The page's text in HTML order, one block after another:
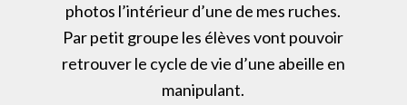
photos l’intérieur d’une de mes ruches.
Par petit groupe les élèves vont pouvoir
retrouver le cycle de vie d’une abeille en
manipulant.